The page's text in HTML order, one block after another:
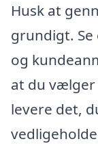
Husk at
grundigt.
og
at du vælger
levere det,